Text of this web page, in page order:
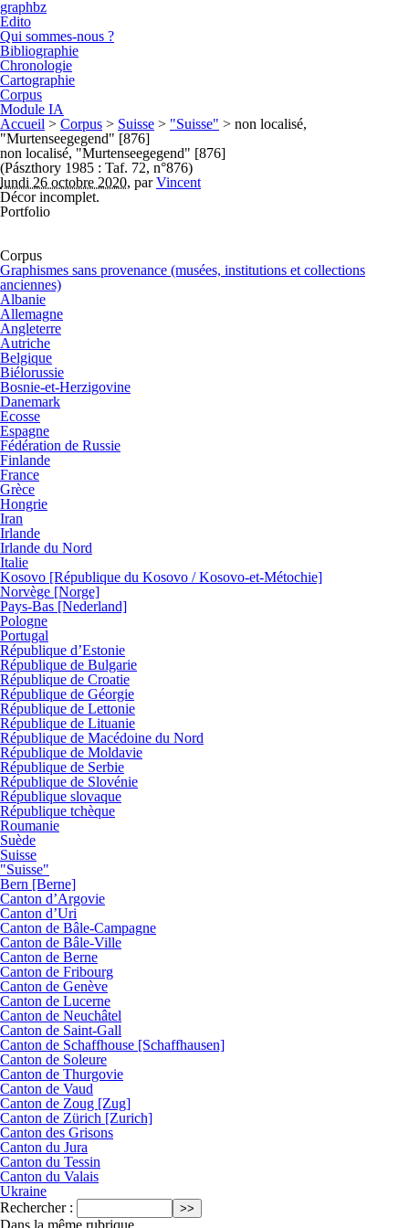
graphbz
Edito
Qui sommes-nous ?
Bibliographie
Chronologie
Cartographie
Corpus
Module IA
Accueil > Corpus > Suisse > "Suisse" > non localisé,
"Murtenseegegend" [876]
non localisé, "Murtenseegegend" [876]
(Pászthory 1985 : Taf. 72, n°876)
lundi 26 octobre 2020, parVincent
Décor incomplet.
Portfolio
Corpus
Graphismes sans provenance (musées, institutions et collections
anciennes)
Albanie
Allemagne
Angleterre
Autriche
Belgique
Biélorussie
Bosnie-et-Herzigovine
Danemark
Ecosse
Espagne
Fédération de Russie
Finlande
France
Grèce
Hongrie
Iran
Irlande
Irlande du Nord
Italie
Kosovo [République du Kosovo / Kosovo-et-Métochie]
Norvège [Norge]
Pays-Bas [Nederland]
Pologne
Portugal
République d’Estonie
République de Bulgarie
République de Croatie
République de Géorgie
République de Lettonie
République de Lituanie
République de Macédoine du Nord
République de Moldavie
République de Serbie
République de Slovénie
République slovaque
République tchèque
Roumanie
Suède
Suisse
"Suisse"
Bern [Berne]
Canton d’Argovie
Canton d’Uri
Canton de Bâle-Campagne
Canton de Bâle-Ville
Canton de Berne
Canton de Fribourg
Canton de Genève
Canton de Lucerne
Canton de Neuchâtel
Canton de Saint-Gall
Canton de Schaffhouse [Schaffhausen]
Canton de Soleure
Canton de Thurgovie
Canton de Vaud
Canton de Zoug [Zug]
Canton de Zürich [Zurich]
Canton des Grisons
Canton du Jura
Canton du Tessin
Canton du Valais
Ukraine
Rechercher :
Dans la même rubrique